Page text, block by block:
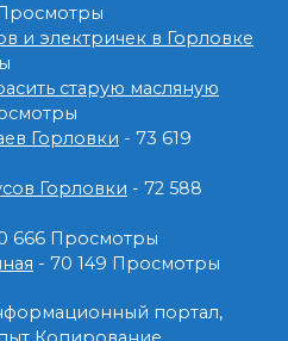
и электричек в Горловке
старую масляную
Горловки - 73 619
Горловки - 72 588
666 Просмотры
- 70 149 Просмотры
портал,